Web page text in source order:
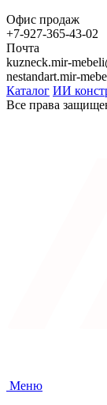
Офис продаж
+7-927-365-43-02
Почта
kuzneck.mir-
nestandart.mir-
Каталог ИИ
Все права
Меню